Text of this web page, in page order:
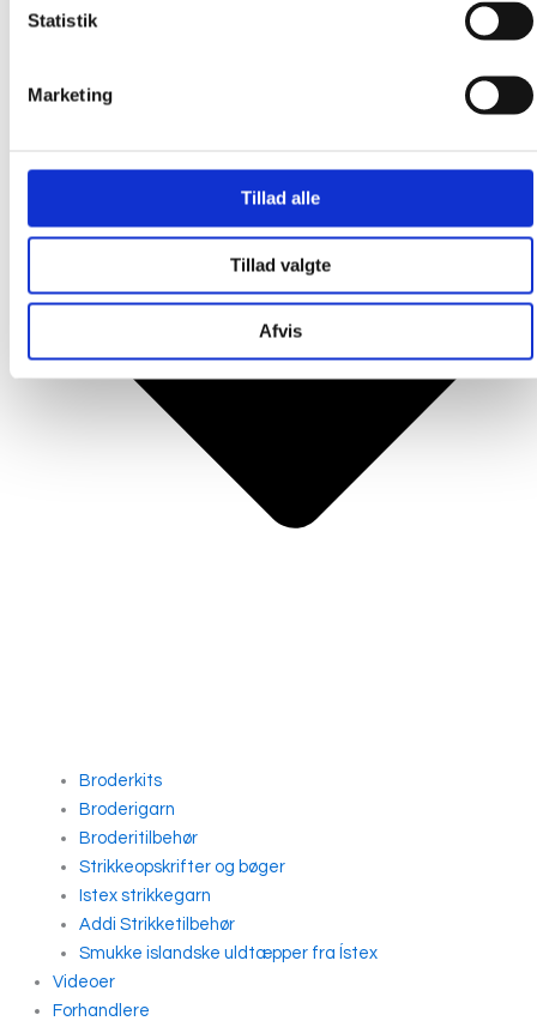
Statistik
Marketing
Tillad alle
Tillad valgte
Afvis
Broderkits
Broderigarn
Broderitilbehør
Strikkeopskrifter og bøger
Istex strikkegarn
Addi Strikketilbehør
Smukke islandske uldtæpper fra Ístex
Videoer
Forhandlere